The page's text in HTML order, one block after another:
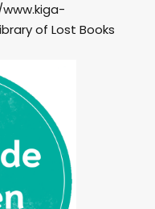
of Lost Books